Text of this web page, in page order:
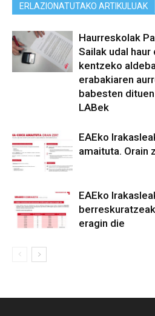
ERLAZIONATUTAKO ARTIKULUAK
Haurreskolak
Sailak udal
kentzeko
erabakiaren
babesten
LABek
EAEko
amaituta. Orain
EAEko
eragin die